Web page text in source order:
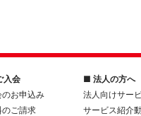
入会
のお申込み
のご請求
■ 法人の方へ
法人向けサー
サービス紹介